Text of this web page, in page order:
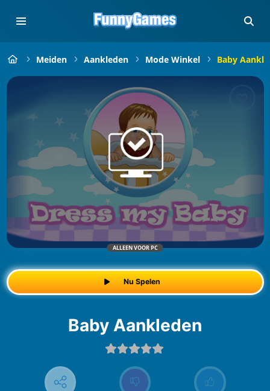
Meiden Aankleden Mode Winkel Baby
ALLEEN VOOR PC
Nu Spelen
Baby Aankleden